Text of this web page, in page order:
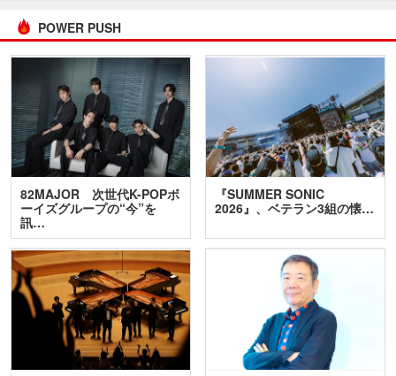
POWER PUSH
82MAJOR 次世代K-POPボ
ーイズグループの“今”を
訊…
『SUMMER SONIC
2026』、ベテラン3組の懐…